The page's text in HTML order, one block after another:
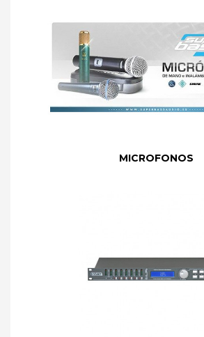
MICROFONOS